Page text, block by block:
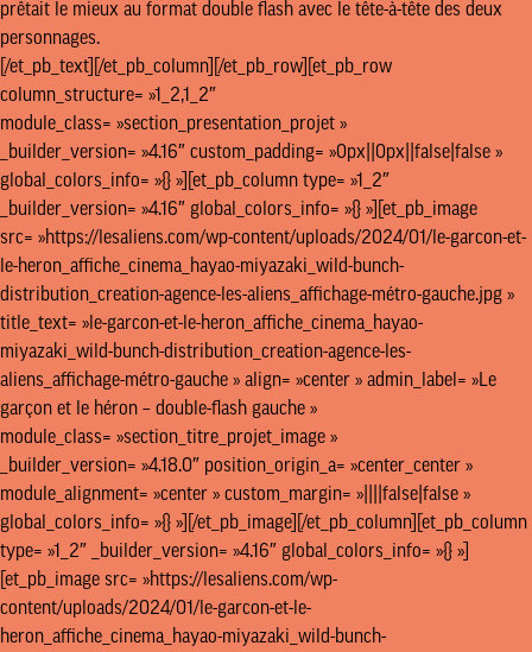
prêtait le mieux au format double flash avec le tête-à-tête des deux
personnages.
[/et_pb_text][/et_pb_column][/et_pb_row][et_pb_row
column_structure= »1_2,1_2″
module_class= »section_presentation_projet »
_builder_version= »4.16″ custom_padding= »0px||0px||false|false »
global_colors_info= »{} »][et_pb_column type= »1_2″
_builder_version= »4.16″ global_colors_info= »{} »][et_pb_image
src= »https://lesaliens.com/wp-content/uploads/2024/01/le-garcon-et-
le-heron_affiche_cinema_hayao-miyazaki_wild-bunch-
distribution_creation-agence-les-aliens_affichage-métro-gauche.jpg »
title_text= »le-garcon-et-le-heron_affiche_cinema_hayao-
miyazaki_wild-bunch-distribution_creation-agence-les-
aliens_affichage-métro-gauche » align= »center » admin_label= »Le
garçon et le héron – double-flash gauche »
module_class= »section_titre_projet_image »
_builder_version= »4.18.0″ position_origin_a= »center_center »
module_alignment= »center » custom_margin= »||||false|false »
global_colors_info= »{} »][/et_pb_image][/et_pb_column][et_pb_column
type= »1_2″ _builder_version= »4.16″ global_colors_info= »{} »]
[et_pb_image src= »https://lesaliens.com/wp-
content/uploads/2024/01/le-garcon-et-le-
heron_affiche_cinema_hayao-miyazaki_wild-bunch-